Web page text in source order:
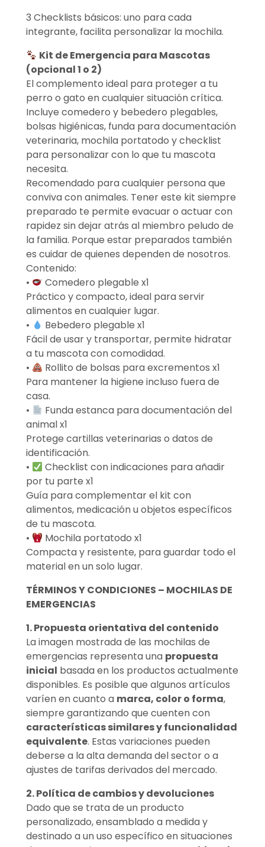
3 Checklists básicos: uno para cada
integrante, facilita personalizar la mochila.
Kit de Emergencia para Mascotas
(opcional 1 o 2)
El complemento ideal para proteger a tu
perro o gato en cualquier situación crítica.
Incluye comedero y bebedero plegables,
bolsas higiénicas, funda para documentación
veterinaria, mochila portatodo y checklist
para personalizar con lo que tu mascota
necesita.
Recomendado para cualquier persona que
conviva con animales. Tener este kit siempre
preparado te permite evacuar o actuar con
rapidez sin dejar atrás al miembro peludo de
la familia. Porque estar preparados también
es cuidar de quienes dependen de nosotros.
Contenido:
•
Comedero plegable x1
Práctico y compacto, ideal para servir
alimentos en cualquier lugar.
•
Bebedero plegable x1
Fácil de usar y transportar, permite hidratar
a tu mascota con comodidad.
•
Rollito de bolsas para excrementos x1
Para mantener la higiene incluso fuera de
casa.
•
Funda estanca para documentación del
animal x1
Protege cartillas veterinarias o datos de
identificación.
•
Checklist con indicaciones para añadir
por tu parte x1
Guía para complementar el kit con
alimentos, medicación u objetos específicos
de tu mascota.
•
Mochila portatodo x1
Compacta y resistente, para guardar todo el
material en un solo lugar.
TÉRMINOS Y CONDICIONES – MOCHILAS DE
EMERGENCIAS
1. Propuesta orientativa del contenido
La imagen mostrada de las mochilas de
emergencias representa una propuesta
inicial basada en los productos actualmente
disponibles. Es posible que algunos artículos
varíen en cuanto a marca, color o forma,
siempre garantizando que cuenten con
características similares y funcionalidad
equivalente. Estas variaciones pueden
deberse a la alta demanda del sector o a
ajustes de tarifas derivados del mercado.
2. Política de cambios y devoluciones
Dado que se trata de un producto
personalizado, ensamblado a medida y
destinado a un uso específico en situaciones